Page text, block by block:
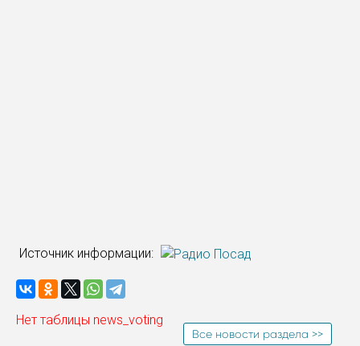
Источник информации:
Нет таблицы news_voting
Все новости раздела >>